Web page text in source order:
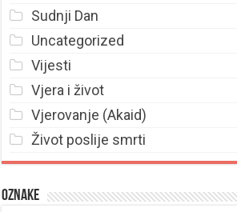
Sudnji Dan
Uncategorized
Vijesti
Vjera i život
Vjerovanje (Akaid)
Život poslije smrti
Oznake